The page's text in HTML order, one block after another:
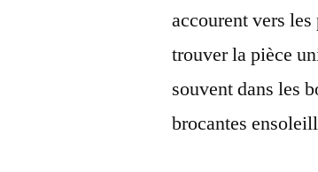
accourent vers
trouver la pièce
souvent dans les
brocantes